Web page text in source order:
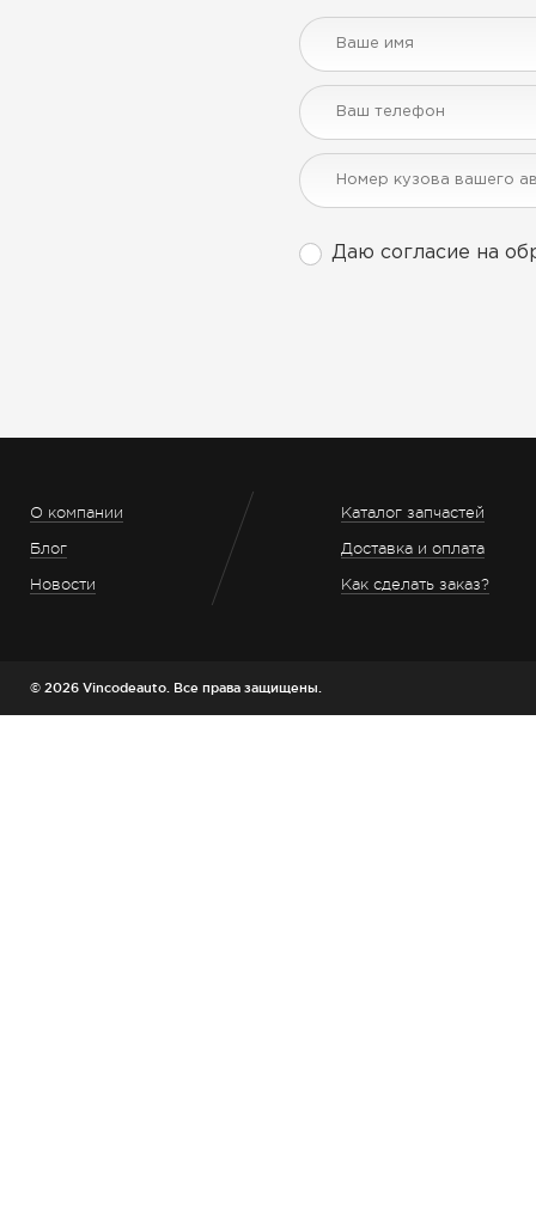
Даю согласие на
О компании
Блог
Новости
Каталог запчастей
Доставка и оплата
Как сделать заказ?
© 2026 Vincodeauto. Все права защищены.